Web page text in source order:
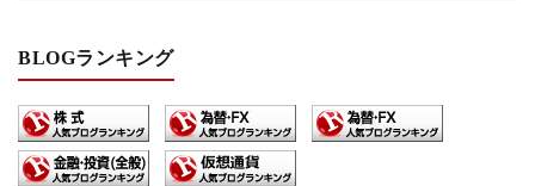
BLOGランキング